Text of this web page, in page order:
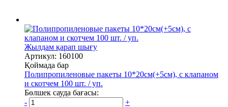
Жылдам қарап шығу
Артикул: 160100
Қоймада бар
Полипропиленовые пакеты 10*20см(+5см), с клапаном
и скотчем 100 шт. / уп.
Бөлшек сауда бағасы:
-
+